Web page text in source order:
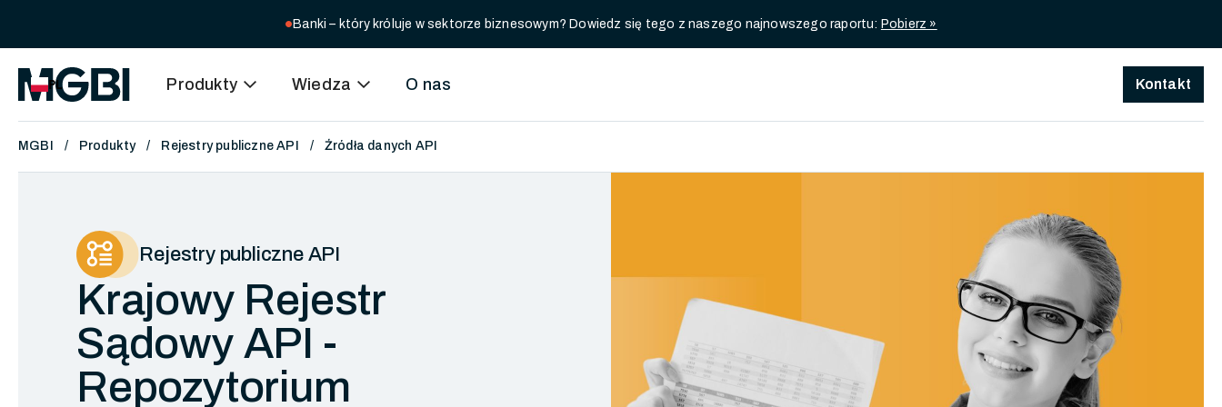
circle Banki – który króluje w sektorze biznesowym? Dowiedz się tego z naszego najnowszego raportu: Pobierz »
Produkty expand_more Wiedza expand_more O nas Kontakt
PL
MGBI Produkty Rejestry publiczne API Źródła danych API
Rejestry publiczne API
Krajowy Rejestr
Sądowy API -
Repozytorium